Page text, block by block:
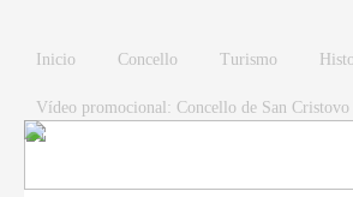
Inicio Concello Turismo
Vídeo promocional: Concello de San Cristovo